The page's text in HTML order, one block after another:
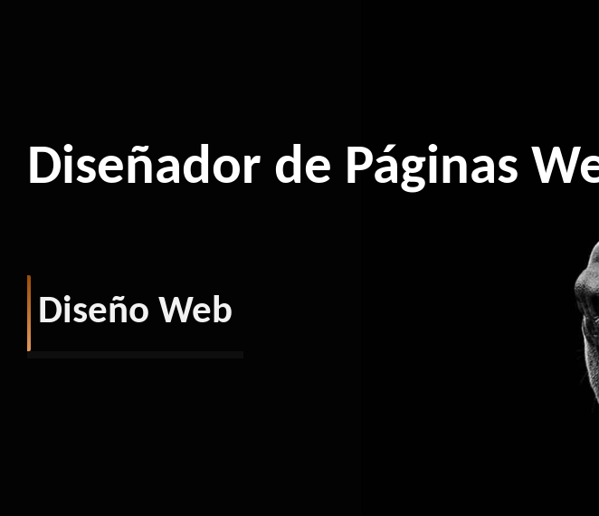
Diseñador de Páginas
Diseño Web